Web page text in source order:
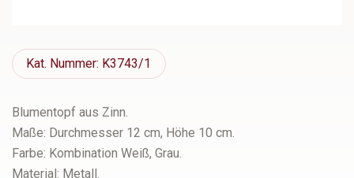
Kat. Nummer: K3743/1
Blumentopf aus Zinn.
Maße: Durchmesser 12 cm, Höhe 10 cm.
Farbe: Kombination Weiß, Grau.
Material: Metall.